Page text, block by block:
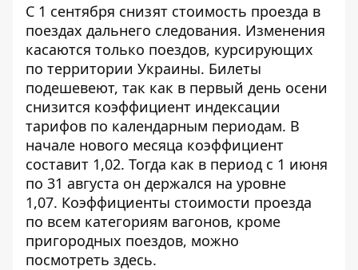
С 1 сентября снизят стоимость проезда в
поездах дальнего следования. Изменения
касаются только поездов, курсирующих
по территории Украины. Билеты
подешевеют, так как в первый день осени
снизится коэффициент индексации
тарифов по календарным периодам. В
начале нового месяца коэффициент
составит 1,02. Тогда как в период с 1 июня
по 31 августа он держался на уровне
1,07. Коэффициенты стоимости проезда
по всем категориям вагонов, кроме
пригородных поездов, можно
посмотреть здесь.